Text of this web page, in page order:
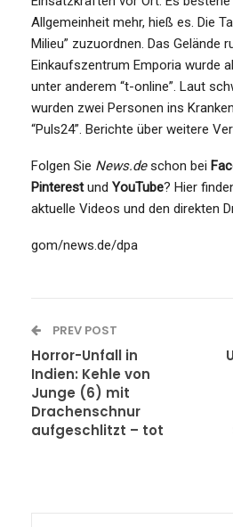
Allgemeinheit mehr, hieß es. Die
Milieu” zuzuordnen. Das Gelände
Einkaufszentrum Emporia wurde
unter anderem “t-online”. Laut
wurden zwei Personen ins
“Puls24”. Berichte über weitere
Folgen Sie News.deschon bei
Pinterestund YouTube? Hier
aktuelle Videos und den direkten
gom/news.de/dpa
PREV POST
Horror-Unfall in
Indien: Kehle von
Junge (6) mit
Drachenschnur
aufgeschlitzt – tot